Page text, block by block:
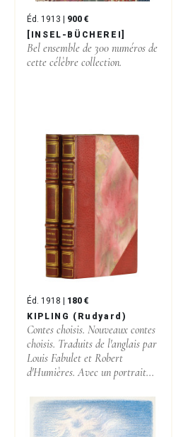
Éd. 1913 | 900 €
[INSEL-BÜCHEREI]
Bel ensemble de 300 numéros de
cette célèbre collection.
Éd. 1918 | 180 €
KIPLING (Rudyard)
Contes choisis. Nouveaux contes
choisis. Traduits de l'anglais par
Louis Fabulet et Robert
d'Humières. Avec un portrait...